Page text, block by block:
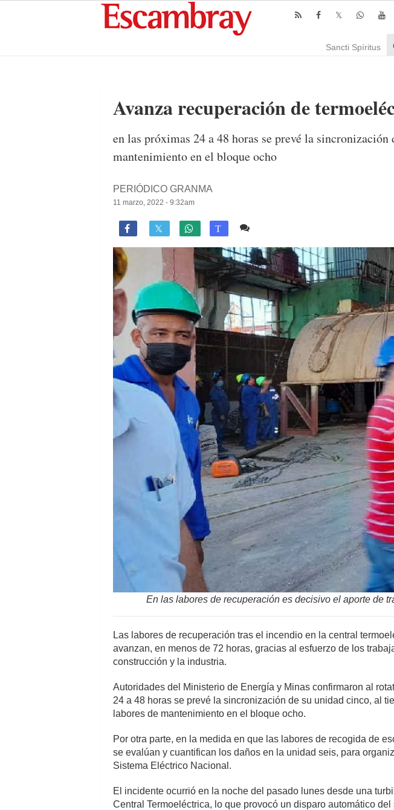
Sancti Spíritus
Avanza recuperación de
en las próximas 24 a 48 horas se prevé la
mantenimiento en el bloque ocho
PERIÓDICO GRANMA
11 marzo, 2022 - 9:32am
 T
En las labores de recuperación es decisivo el aporte de
Las labores de recuperación tras el incendio en la central
avanzan, en menos de 72 horas, gracias al esfuerzo de los
construcción y la industria.
Autoridades del Ministerio de Energía y Minas confirmaron al
24 a 48 horas se prevé la sincronización de su unidad cinco, al
labores de mantenimiento en el bloque ocho.
Por otra parte, en la medida en que las labores de recogida de
se evalúan y cuantifican los daños en la unidad seis, para
Sistema Eléctrico Nacional.
El incidente ocurrió en la noche del pasado lunes desde una
Central Termoeléctrica, lo que provocó un disparo automático